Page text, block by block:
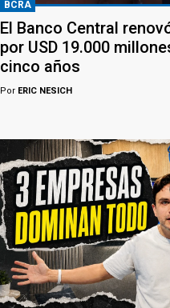
BCRA
El Banco Central
por USD 19.000
cinco años
Por ERIC NESICH